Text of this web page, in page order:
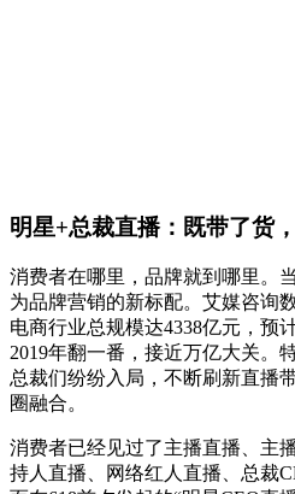
明星+总裁直播：既带了货
消费者在哪里，品牌就到哪里。
为品牌营销的新标配。艾媒咨询
电商行业总规模达4338亿元，预
2019年翻一番，接近万亿大关。
总裁们纷纷入局，不断刷新直播
圈融合。
消费者已经见过了主播直播、主
持人直播、网络红人直播、总裁